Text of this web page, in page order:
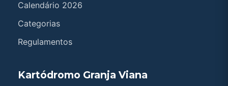
Calendário 2026
Categorias
Regulamentos
Kartódromo Granja Viana